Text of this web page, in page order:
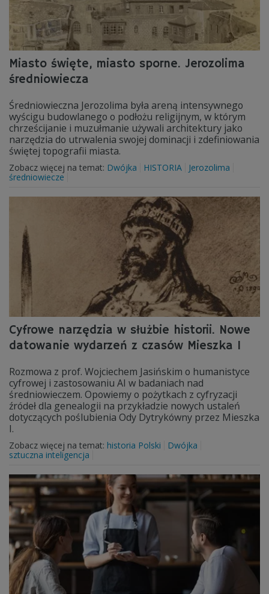
Miasto święte, miasto sporne. Jerozolima
średniowiecza
Średniowieczna Jerozolima była areną intensywnego
wyścigu budowlanego o podłożu religijnym, w którym
chrześcijanie i muzułmanie używali architektury jako
narzędzia do utrwalenia swojej dominacji i zdefiniowania
świętej topografii miasta.
Zobacz więcej na temat: Dwójka HISTORIA
Jerozolima
średniowiecze
Cyfrowe narzędzia w służbie historii. Nowe
datowanie wydarzeń z czasów Mieszka I
Rozmowa z prof. Wojciechem Jasińskim o humanistyce
cyfrowej i zastosowaniu AI w badaniach nad
średniowieczem. Opowiemy o pożytkach z cyfryzacji
źródeł dla genealogii na przykładzie nowych ustaleń
dotyczących poślubienia Ody Dytrykówny przez Mieszka
I.
Zobacz więcej na temat: historia Polski
Dwójka
sztuczna inteligencja